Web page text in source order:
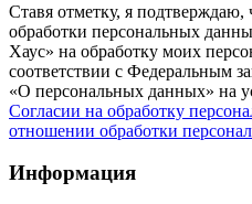
Ставя отметку, я подтверждаю,
обработки персональных
Хаус» на обработку моих
соответствии с Федеральным
«О персональных данных» на
Согласии на обработку
отношении обработки
Информация